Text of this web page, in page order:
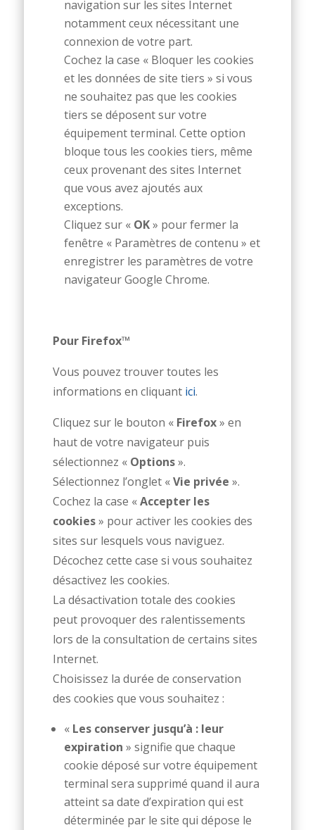
navigation sur les sites Internet
notamment ceux nécessitant une
connexion de votre part.
Cochez la case « Bloquer les cookies
et les données de site tiers » si vous
ne souhaitez pas que les cookies
tiers se déposent sur votre
équipement terminal. Cette option
bloque tous les cookies tiers, même
ceux provenant des sites Internet
que vous avez ajoutés aux
exceptions.
Cliquez sur « OK» pour fermer la
fenêtre « Paramètres de contenu » et
enregistrer les paramètres de votre
navigateur Google Chrome.
Pour Firefox™
Vous pouvez trouver toutes les
informations en cliquant ici.
Cliquez sur le bouton « Firefox» en
haut de votre navigateur puis
sélectionnez « Options».
Sélectionnez l’onglet «Vie privée ».
Cochez la case «Accepter les
cookies» pour activer les cookies des
sites sur lesquels vous naviguez.
Décochez cette case si vous souhaitez
désactivez les cookies.
La désactivation totale des cookies
peut provoquer des ralentissements
lors de la consultation de certains sites
Internet.
Choisissez la durée de conservation
des cookies que vous souhaitez :
« Les conserver jusqu’à : leur
expiration » signifie que chaque
cookie déposé sur votre équipement
terminal sera supprimé quand il aura
atteint sa date d’expiration qui est
déterminée par le site qui dépose le